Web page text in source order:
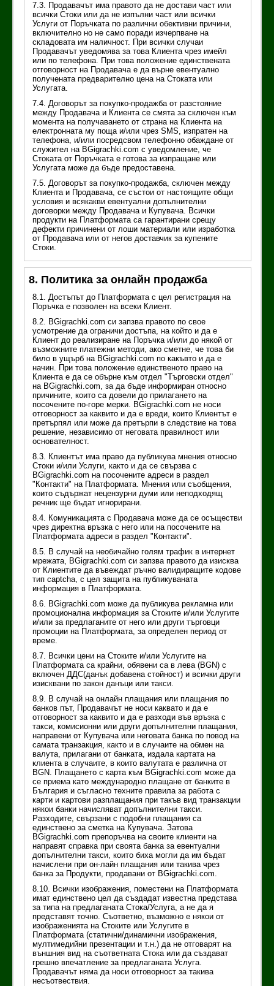
7.3. Продавачът има правото да не достави част или
всички Стоки или да не изпълни част или всички
Услуги от Поръчката по различни обективни причини,
включително но не само поради изчерпване на
складовата им наличност. При всички случаи
Продавачът уведомява за това Клиента чрез имейл
или по телефона. При това положение единствената
отговорност на Продавача е да върне евентуално
получената предварително цена на Стоката или
Услугата.
7.4. Договорът за покупко-продажба от разстояние
между Продавача и Клиента се смята за сключен към
момента на получаването от страна на Клиента на
електронната му поща и/или чрез SMS, изпратен на
телефона, и/или посредсвом телефонно обаждане от
служител на BGigrachki.com с уведомление, че
Стоката от Поръчката е готова за изпращане или
Услугата може да бъде предоставена.
7.5. Договорът за покупко-продажба, сключен между
Клиента и Продавача, се състои от настоящите общи
условия и всякакви евентуални допълнителни
договорки между Продавача и Купувача. Всички
продукти на Платформата са гарантирани срещу
дефекти причинени от лоши материали или изработка
от Продавача или от негов доставчик за купените
Стоки.
8. Политика за онлайн продажба
8.1. Достъпът до Платформата с цел регистрация на
Поръчка е позволен на всеки Клиент.
8.2. BGigrachki.com си запзва правото по свое
усмотрение да ограничи достъпа, на който и да е
Клиент до реализиране на Поръчка и/или до някой от
възможните платежни методи, ако сметне, че това би
било в ущърб на BGigrachki.com по какъвто и да е
начин. При това положение единственото право на
Клиента е да се обърне към отдел "Търговски отдел"
на BGigrachki.com, за да бъде информиран относно
причините, които са довели до прилагането на
посочените по-горе мерки. BGigrachki.com не носи
отговорност за каквито и да е вреди, които Клиентът е
претърпял или може да претърпи в следствие на това
решение, независимо от неговата правилност или
основателност.
8.3. Клиентът има право да публикува мнения относно
Стоки и/или Услуги, както и да се свързва с
BGigrachki.com на посочените адреси в раздел
"Контакти" на Платформата. Мнения или съобщения,
които съдържат нецензурни думи или неподходящ
речник ще бъдат игнорирани.
8.4. Комуникацията с Продавача може да се осъществи
чрез директна връзка с него или на посочените на
Платформата адреси в раздел "Контакти".
8.5. В случай на необичайно голям трафик в интернет
мрежата, BGigrachki.com си запзва правото да изисква
от Клиентите да въвеждат ръчно валидиращите кодове
тип captcha, с цел защита на публикуваната
информация в Платформата.
8.6. BGigrachki.com може да публикува рекламна или
промоционална информация за Стоките и/или Услугите
и/или за предлаганите от него или други търговци
промоции на Платформата, за определен период от
време.
8.7. Всички цени на Стоките и/или Услугите на
Платформата са крайни, обявени са в лева (BGN) с
включен ДДС(данък добавена стойност) и всички други
изисквани по закон данъци или такси.
8.9. В случай на онлайн плащания или плащания по
банков път, Продавачът не носи каквато и да е
отговорност за каквито и да е разходи във връзка с
такси, комисионни или други допълнителни плащания,
направени от Купувача или неговата банка по повод на
самата транзакция, както и в случаите на обмен на
валута, прилагани от банката, издала картата на
клиента в случаите, в които валутата е различна от
BGN. Плащането с карта към BGigrachki.com може да
се приема като международно плащане от банките в
България и съгласно техните правила за работа с
карти и картови разплащания при такъв вид транзакции
някои банки начисляват допълнителни такси.
Разходите, свързани с подобни плащания са
единствено за сметка на Купувача. Затова
BGigrachki.com препоръчва на своите клиенти на
направят справка при своята банка за евентуални
допълнителни такси, които биха могли да им бъдат
начислени при он-лайн плащания или такива чрез
банка за Продукти, продавани от BGigrachki.com.
8.10. Всички изображения, поместени на Платформата
имат единствено цел да създадат известна представа
за типа на предлаганата Стока/Услуга, а не да я
представят точно. Съответно, възможно е някои от
изображенията на Стоките или Услугите в
Платформата (статични/динамични изображения,
мултимедийни презентации и т.н.) да не отговарят на
външния вид на съответната Стока или да създават
грешно впечатление за предлаганата Услуга.
Продавачът няма да носи отговорност за такива
несъотвествия.